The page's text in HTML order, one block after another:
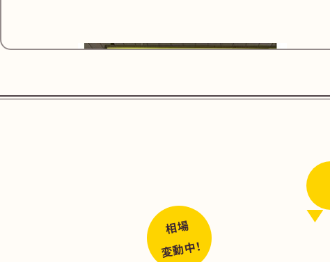
東武宇都宮駅改札口を西口方面にお進みくだ
相場
変動中！